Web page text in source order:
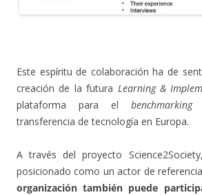
Este espíritu de colaboración ha de
creación de la futura Learning &
plataforma para el benchmarking
transferencia de tecnología en Europa.
A través del proyecto
posicionado como un actor de
organización también puede